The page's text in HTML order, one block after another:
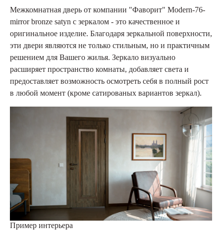
Межкомнатная дверь от компании "Фаворит" Modern-76-
mirror bronze satyn с зеркалом - это качественное и
оригинальное изделие. Благодаря зеркальной поверхности,
эти двери являются не только стильным, но и практичным
решением для Вашего жилья. Зеркало визуально
расширяет пространство комнаты, добавляет света и
предоставляет возможность осмотреть себя в полный рост
в любой момент (кроме сатированых вариантов зеркал).
Пример интерьера